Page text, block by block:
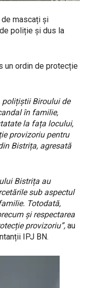
de mascați și
poliție și dus la
un ordin de protecție
polițiștii Biroului de
în familie,
la fața locului,
provizoriu pentru
Bistrița, agresată
Bistrița au
sub aspectul
Totodată,
și respectarea
provizoriu”, au
IPJ BN.